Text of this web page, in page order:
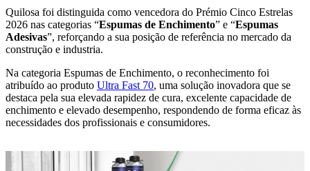
Quilosa foi distinguida como vencedora do Prémio Cinco Estrelas
2026 nas categorias “Espumas de Enchimento” e “Espumas
Adesivas”, reforçando a sua posição de referência no mercado da
construção e industria.
Na categoria Espumas de Enchimento, o reconhecimento foi
atribuído ao produto Ultra Fast 70, uma solução inovadora que se
destaca pela sua elevada rapidez de cura, excelente capacidade de
enchimento e elevado desempenho, respondendo de forma eficaz às
necessidades dos profissionais e consumidores.